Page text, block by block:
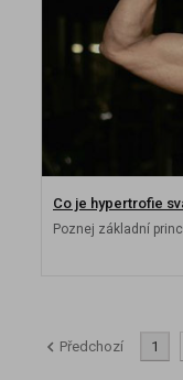
Co je hypertrofie
Poznej základní
Předchozí 1